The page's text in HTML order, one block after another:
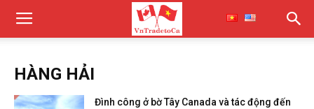
HÀNG HẢI
Đình công ở bờ Tây Canada và tác động đến